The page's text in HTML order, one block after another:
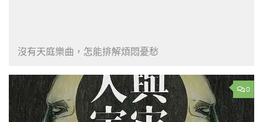
沒有天庭樂曲，怎能排解煩悶憂愁
0